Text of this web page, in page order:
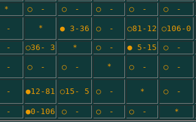
＊ ○　- ○　- ○　- ○　-
○　-
- ＊ ● 3-36 ○　- ○81-12 ○106-0
- ○36- 3 ＊ ○　- ● 5-15
○　-
- ○　- ○　- ＊ ○　- ○　-
- ●12-81 ○15- 5 ○　- ＊ ○　-
- ●0-106 ○　- ○　- ○　- ＊